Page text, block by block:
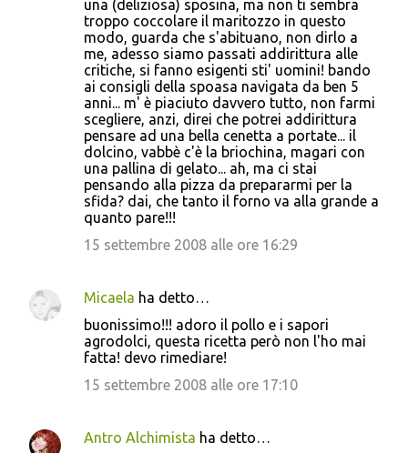
una (deliziosa) sposina, ma non ti sembra
troppo coccolare il maritozzo in questo
modo, guarda che s'abituano, non dirlo a
me, adesso siamo passati addirittura alle
critiche, si fanno esigenti sti' uomini! bando
ai consigli della spoasa navigata da ben 5
anni... m' è piaciuto davvero tutto, non farmi
scegliere, anzi, direi che potrei addirittura
pensare ad una bella cenetta a portate... il
dolcino, vabbè c'è la briochina, magari con
una pallina di gelato... ah, ma ci stai
pensando alla pizza da prepararmi per la
sfida? dai, che tanto il forno va alla grande a
quanto pare!!!
15 settembre 2008 alle ore 16:29
Micaela ha detto…
buonissimo!!! adoro il pollo e i sapori
agrodolci, questa ricetta però non l'ho mai
fatta! devo rimediare!
15 settembre 2008 alle ore 17:10
Antro Alchimista ha detto…